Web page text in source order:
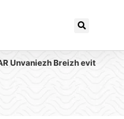
Unvaniezh Breizh evit